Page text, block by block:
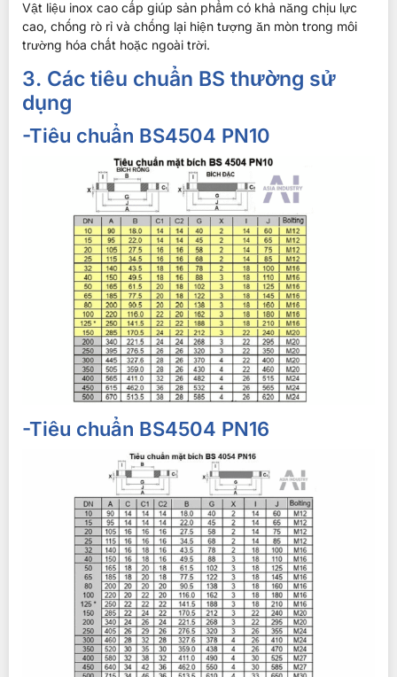
Vật liệu inox cao cấp giúp sản phẩm có khả năng chịu lực
cao, chống rò rỉ và chống lại hiện tượng ăn mòn trong môi
trường hóa chất hoặc ngoài trời.
3. Các tiêu chuẩn BS thường sử
dụng
-Tiêu chuẩn BS4504 PN10
-Tiêu chuẩn BS4504 PN16